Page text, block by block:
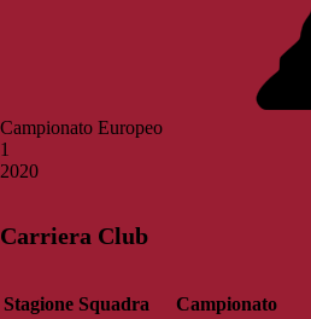
Campionato Europeo
1
2020
Carriera Club
Stagione Squadra Campionato